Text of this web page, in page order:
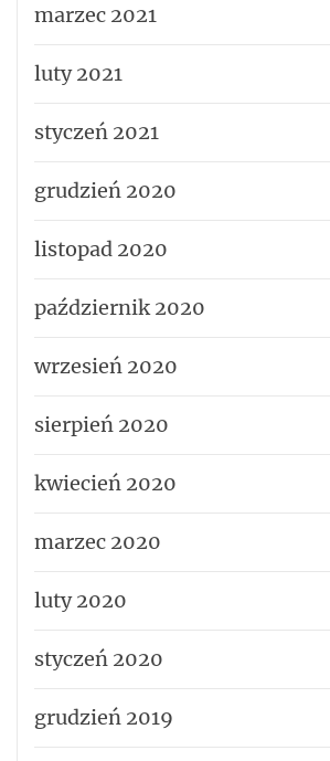
marzec 2021
luty 2021
styczeń 2021
grudzień 2020
listopad 2020
październik 2020
wrzesień 2020
sierpień 2020
kwiecień 2020
marzec 2020
luty 2020
styczeń 2020
grudzień 2019